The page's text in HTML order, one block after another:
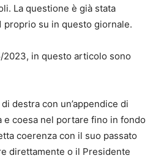
La questione è già stata
proprio su in questo giornale.
2023, in questo articolo sono
destra con un’appendice di
coesa nel portare fino in fondo
coerenza con il suo passato
direttamente o il Presidente